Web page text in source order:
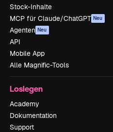
Stock-Inhalte
MCP für Claude/ChatGPT Neu
Agenten Neu
API
Mobile App
Alle Magnific-Tools
Loslegen
Academy
Dokumentation
Support